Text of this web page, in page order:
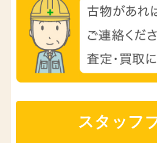
スタッフ